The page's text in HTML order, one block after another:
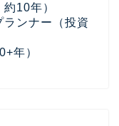
10年）
ンナー（投資
年）